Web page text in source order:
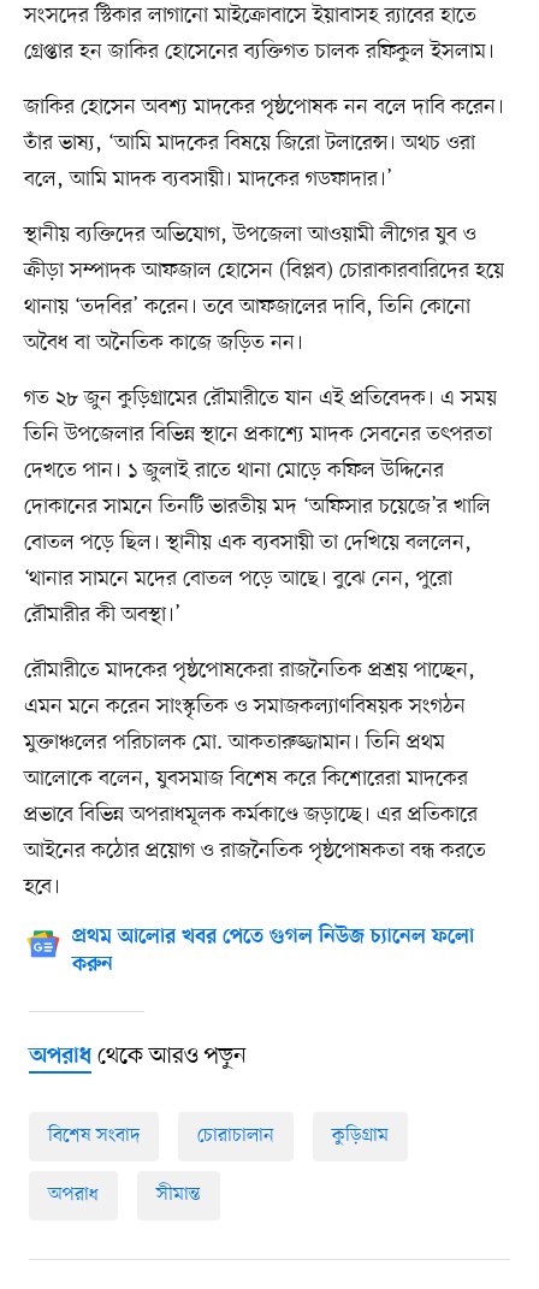
সংসদের স্টিকার লাগানো মাইক্রোবাসে ইয়াবাসহ র‍্যাবের হাতে
গ্রেপ্তার হন জাকির হোসেনের ব্যক্তিগত চালক রফিকুল ইসলাম।
জাকির হোসেন অবশ্য মাদকের পৃষ্ঠপোষক নন বলে দাবি করেন।
তাঁর ভাষ্য, ‘আমি মাদকের বিষয়ে জিরো টলারেন্স। অথচ ওরা
বলে, আমি মাদক ব্যবসায়ী। মাদকের গডফাদার।’
স্থানীয় ব্যক্তিদের অভিযোগ, উপজেলা আওয়ামী লীগের যুব ও
ক্রীড়া সম্পাদক আফজাল হোসেন (বিপ্লব) চোরাকারবারিদের হয়ে
থানায় ‘তদবির’ করেন। তবে আফজালের দাবি, তিনি কোনো
অবৈধ বা অনৈতিক কাজে জড়িত নন।
গত ২৮ জুন কুড়িগ্রামের রৌমারীতে যান এই প্রতিবেদক। এ সময়
তিনি উপজেলার বিভিন্ন স্থানে প্রকাশ্যে মাদক সেবনের তৎপরতা
দেখতে পান। ১ জুলাই রাতে থানা মোড়ে কফিল উদ্দিনের
দোকানের সামনে তিনটি ভারতীয় মদ ‘অফিসার চয়েজে’র খালি
বোতল পড়ে ছিল। স্থানীয় এক ব্যবসায়ী তা দেখিয়ে বললেন,
‘থানার সামনে মদের বোতল পড়ে আছে। বুঝে নেন, পুরো
রৌমারীর কী অবস্থা।’
রৌমারীতে মাদকের পৃষ্ঠপোষকেরা রাজনৈতিক প্রশ্রয় পাচ্ছেন,
এমন মনে করেন সাংস্কৃতিক ও সমাজকল্যাণবিষয়ক সংগঠন
মুক্তাঞ্চলের পরিচালক মো. আকতারুজ্জামান। তিনি প্রথম
আলোকে বলেন, যুবসমাজ বিশেষ করে কিশোরেরা মাদকের
প্রভাবে বিভিন্ন অপরাধমূলক কর্মকাণ্ডে জড়াচ্ছে। এর প্রতিকারে
আইনের কঠোর প্রয়োগ ও রাজনৈতিক পৃষ্ঠপোষকতা বন্ধ করতে
হবে।
প্রথম আলোর খবর পেতে গুগল নিউজ চ্যানেল ফলো
করুন
অপরাধথেকে আরও পড়ুন
বিশেষ সংবাদ চোরাচালান কুড়িগ্রাম
অপরাধ সীমান্ত